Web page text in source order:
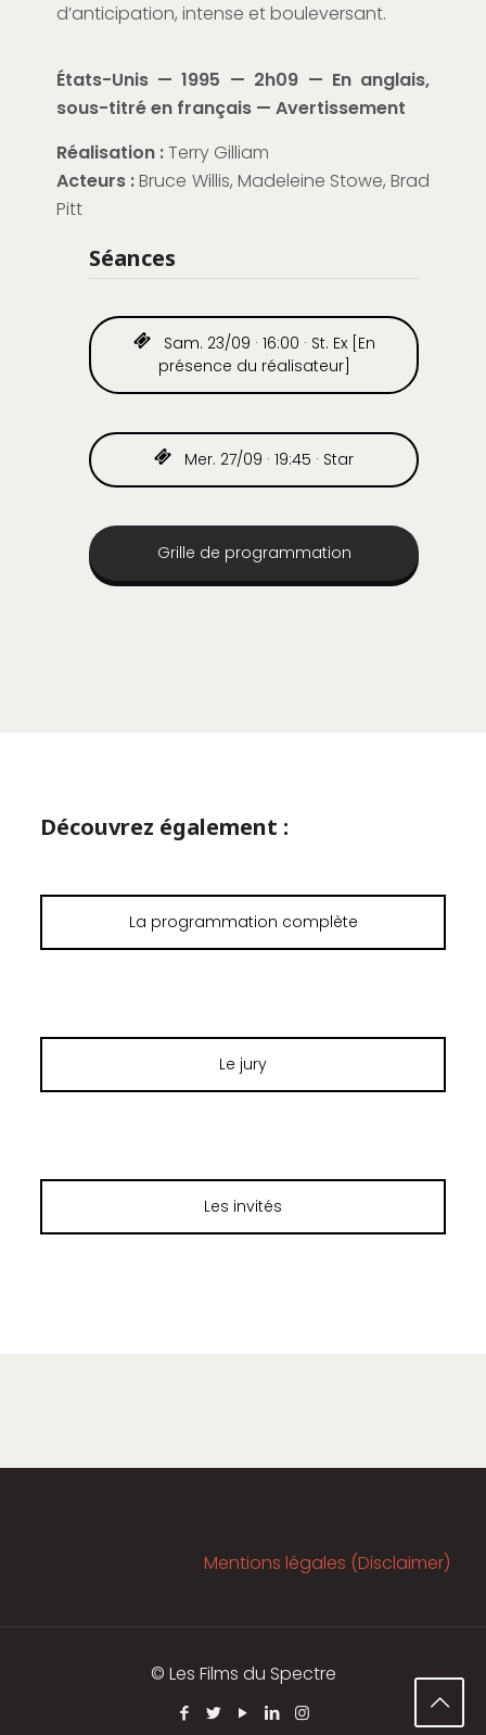
d’anticipation, intense et bouleversant.
États-Unis — 1995 — 2h09 — En anglais,
sous-titré en français — Avertissement
Réalisation :Terry Gilliam
Acteurs :Bruce Willis, Madeleine Stowe, Brad
Pitt
Séances
Sam. 23/09 · 16:00 · St. Ex [En
présence du réalisateur]
Mer. 27/09 · 19:45 · Star
Grille de programmation
Découvrez également :
La programmation complète
Le jury
Les invités
Mentions légales (Disclaimer)
© Les Films du Spectre